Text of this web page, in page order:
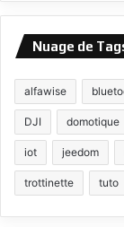
Nuage de
alfawise
DJI domotique
iot jeedom
trottinette tuto